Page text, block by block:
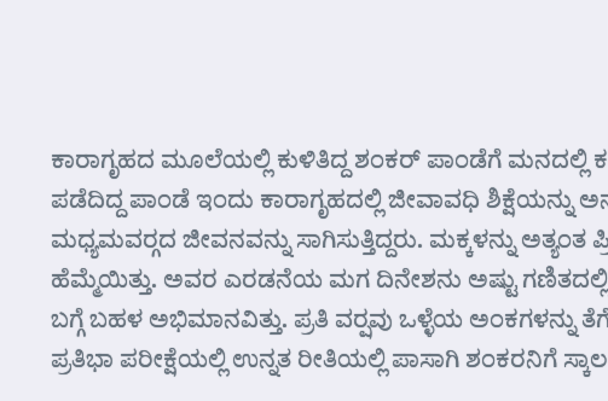
ಕಾರಾಗೃಹದ ಮೂಲೆಯಲ್ಲಿ ಕುಳಿತಿದ್ದ ಶಂಕರ್ ಪಾಂಡೆಗೆ ಮನದಲ್ಲಿ
ಪಡೆದಿದ್ದ ಪಾಂಡೆ ಇಂದು ಕಾರಾಗೃಹದಲ್ಲಿ ಜೀವಾವಧಿ ಶಿಕ್ಷೆಯನ್ನು
ಮಧ್ಯಮವರ್‍ಗದ ಜೀವನವನ್ನು ಸಾಗಿಸುತ್ತಿದ್ದರು. ಮಕ್ಕಳನ್ನು
ಹೆಮ್ಮೆಯಿತ್ತು. ಅವರ ಎರಡನೆಯ ಮಗ ದಿನೇಶನು ಅಷ್ಟು ಗಣಿತದಲ್ಲಿ
ಬಗ್ಗೆ ಬಹಳ ಅಭಿಮಾನವಿತ್ತು. ಪ್ರತಿ ವರ್‍ಷವು ಒಳ್ಳೆಯ
ಪ್ರತಿಭಾ ಪರೀಕ್ಷೆಯಲ್ಲಿ ಉನ್ನತ ರೀತಿಯಲ್ಲಿ ಪಾಸಾಗಿ ಶಂಕರನಿಗೆ